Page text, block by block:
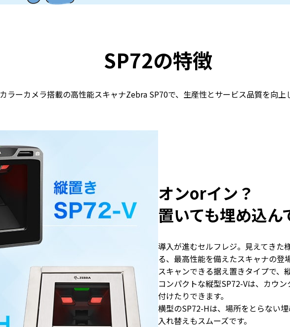
SP72の特徴
カラーカメラ搭載の高性能スキャナZebra SP70で、生産性とサービス品質を向上
オンorイン？
置いても埋め込ん
導入が進むセルフレジ。見えてきた
る、最高性能を備えたスキャナの登
スキャンできる据え置きタイプで、
コンパクトな縦型SP72-Vは、カウ
付けたりできます。
横型のSP72-Hは、場所をとらない
入れ替えもスムーズです。